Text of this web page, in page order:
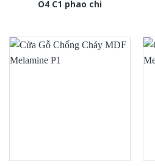
O4 C1 phao chi